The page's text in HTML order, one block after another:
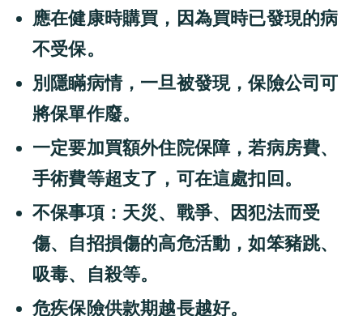
應在健康時購買，因為買時已發現的病
不受保。
別隱瞞病情，一旦被發現，保險公司可
將保單作廢。
一定要加買額外住院保障，若病房費、
手術費等超支了，可在這處扣回。
不保事項：天災、戰爭、因犯法而受
傷、自招損傷的高危活動，如笨豬跳、
吸毒、自殺等。
危疾保險供款期越長越好。